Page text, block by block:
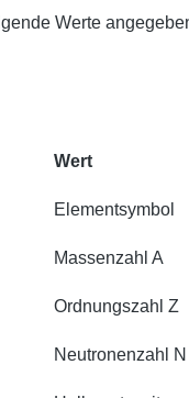
Werte
Wert
Elementsymbol
Massenzahl A
Ordnungszahl Z
Neutronenzahl N